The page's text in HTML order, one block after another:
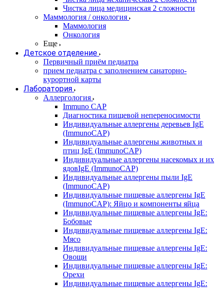
Чистка лица медицинская 2 сложности
Маммология / онкология
Маммология
Онкология
Еще
Детское отделение
Первичный приём педиатра
прием педиатра с заполнением санаторно-
курортной карты
Лаборатория
Аллергология
Immuno CAP
Диагностика пищевой непереносимости
Индивидуальные аллергены деревьев IgE
(ImmunoCAP)
Индивидуальные аллергены животных и
птиц IgE (ImmunoCAP)
Индивидуальные аллергены насекомых и их
ядовIgE (ImmunoCAP)
Индивидуальные аллергены пыли IgE
(ImmunoCAP)
Индивидуальные пищевые аллергены IgE
(ImmunoCAP): Яйцо и компоненты яйца
Индивидуальные пищевые аллергены IgE:
Бобовые
Индивидуальные пищевые аллергены IgE:
Мясо
Индивидуальные пищевые аллергены IgE:
Овощи
Индивидуальные пищевые аллергены IgE:
Орехи
Индивидуальные пищевые аллергены IgE: